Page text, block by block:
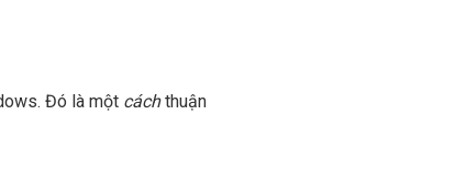
Đó là một cáchthuận